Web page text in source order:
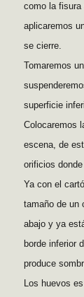
como la
aplicaremos
se cierre.
Tomaremos
superficie
Colocaremos
escena, de
orificios
Ya con el
tamaño de un
abajo y ya
borde inferior
produce
Los huevos